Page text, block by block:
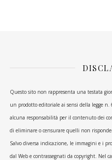
Questo sito non rappresenta una testata
un prodotto editoriale ai sensi della legge
alcuna responsabilità per il contenuto dei
di eliminare o censurare quelli non
Salvo diversa indicazione, le immagini e i
dal Web e contrassegnati da copyright. Nel